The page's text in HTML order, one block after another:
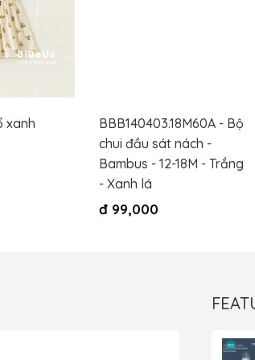
xanh
BBB140403.18M60A - Bộ
chui đầu sát nách -
Bambus - 12-18M - Trắng
- Xanh lá
đ 99,000